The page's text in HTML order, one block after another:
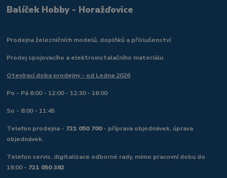
Balíček Hobby - Horažďovice
Prodejna železničních modelů, doplňků a příslušenství
Prodej spojovacího a elektroinstalačního materiálu
Otevírací doba prodejny - od Ledna 2026
Po - Pá 8:00 - 12:00 - 12:30 - 16:00
So - 8:00 - 11:45
Telefon prodejna - 721 050 700- příprava objednávek, úprava
objednávek.
Telefon servis, digitalizace odborné rady, mimo pracovní dobu do
18:00 - 721 050 382